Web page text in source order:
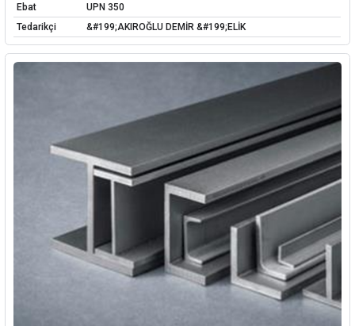
Ebat
UPN 350
Tedarikçi
&#199;AKIROĞLU DEMİR &#199;ELİK